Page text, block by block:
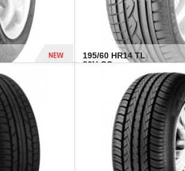
NEW
195/60 HR14 TL
86H CO...